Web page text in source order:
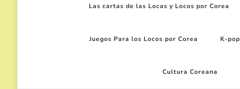
Las cartas de las Locas y Locos por Corea
Juegos Para los Locos por Corea K-pop
Cultura Coreana